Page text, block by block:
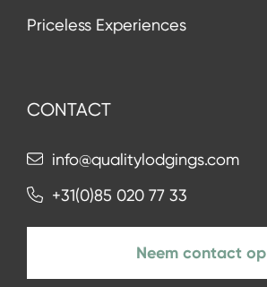
Priceless Experiences
CONTACT
info@qualitylodgings.com
+31(0)85 020 77 33
Neem contact op